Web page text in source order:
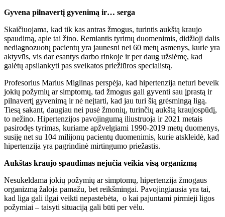
Gyvena pilnavertį gyvenimą ir… serga
Skaičiuojama, kad tik kas antras žmogus, turintis aukštą kraujo
spaudimą, apie tai žino. Remiantis tyrimų duomenimis, didžioji dalis
nediagnozuotų pacientų yra jaunesni nei 60 metų asmenys, kurie yra
aktyvūs, vis dar esantys darbo rinkoje ir per daug užsiėmę, kad
galėtų apsilankyti pas sveikatos priežiūros specialistą.
Profesorius Marius Miglinas perspėja, kad hipertenzija neturi beveik
jokių požymių ar simptomų, tad žmogus gali gyventi sau įprastą ir
pilnavertį gyvenimą ir nė neįtarti, kad jau turi šią grėsmingą ligą.
Tiesą sakant, daugiau nei pusė žmonių, turinčių aukštą kraujospūdį,
to nežino. Hipertenzijos pavojingumą iliustruoja ir 2021 metais
pasirodęs tyrimas, kuriame apžvelgiami 1990-2019 metų duomenys,
susiję net su 104 milijonų pacientų duomenimis, kurie atskleidė, kad
hipertenzija yra pagrindinė mirtingumo priežastis.
Aukštas kraujo spaudimas nejučia veikia visą organizmą
Nesukeldama jokių požymių ar simptomų, hipertenzija žmogaus
organizmą žaloja pamažu, bet reikšmingai. Pavojingiausia yra tai,
kad liga gali ilgai veikti nepastebėta, o kai pajuntami pirmieji ligos
požymiai – taisyti situaciją gali būti per vėlu.